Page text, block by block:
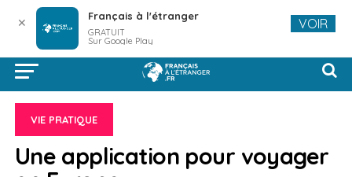
VIE PRATIQUE
Une application pour voyager
✕ Français à l'étranger
GRATUIT
Sur Google Play
VOIR